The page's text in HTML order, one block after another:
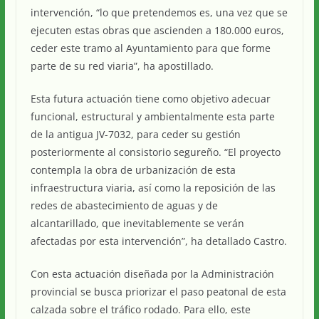
intervención, “lo que pretendemos es, una vez que se
ejecuten estas obras que ascienden a 180.000 euros,
ceder este tramo al Ayuntamiento para que forme
parte de su red viaria”, ha apostillado.
Esta futura actuación tiene como objetivo adecuar
funcional, estructural y ambientalmente esta parte
de la antigua JV-7032, para ceder su gestión
posteriormente al consistorio segureño. “El proyecto
contempla la obra de urbanización de esta
infraestructura viaria, así como la reposición de las
redes de abastecimiento de aguas y de
alcantarillado, que inevitablemente se verán
afectadas por esta intervención”, ha detallado Castro.
Con esta actuación diseñada por la Administración
provincial se busca priorizar el paso peatonal de esta
calzada sobre el tráfico rodado. Para ello, este